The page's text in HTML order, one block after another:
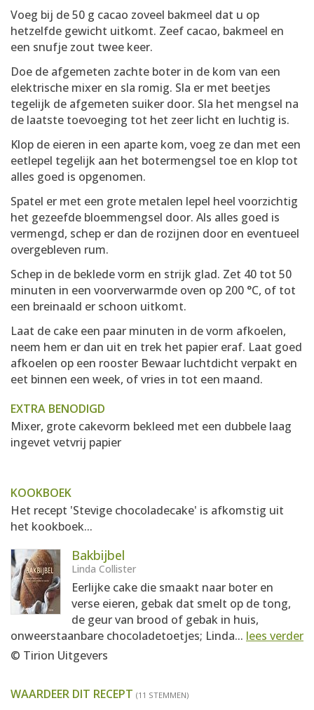
Voeg bij de 50 g cacao zoveel bakmeel dat u op
hetzelfde gewicht uitkomt. Zeef cacao, bakmeel en
een snufje zout twee keer.
Doe de afgemeten zachte boter in de kom van een
elektrische mixer en sla romig. Sla er met beetjes
tegelijk de afgemeten suiker door. Sla het mengsel na
de laatste toevoeging tot het zeer licht en luchtig is.
Klop de eieren in een aparte kom, voeg ze dan met een
eetlepel tegelijk aan het botermengsel toe en klop tot
alles goed is opgenomen.
Spatel er met een grote metalen lepel heel voorzichtig
het gezeefde bloemmengsel door. Als alles goed is
vermengd, schep er dan de rozijnen door en eventueel
overgebleven rum.
Schep in de beklede vorm en strijk glad. Zet 40 tot 50
minuten in een voorverwarmde oven op 200 °C, of tot
een breinaald er schoon uitkomt.
Laat de cake een paar minuten in de vorm afkoelen,
neem hem er dan uit en trek het papier eraf. Laat goed
afkoelen op een rooster Bewaar luchtdicht verpakt en
eet binnen een week, of vries in tot een maand.
EXTRA BENODIGD
Mixer, grote cakevorm bekleed met een dubbele laag
ingevet vetvrij papier
KOOKBOEK
Het recept 'Stevige chocoladecake' is afkomstig uit
het kookboek...
Bakbijbel
Linda Collister
Eerlijke cake die smaakt naar boter en
verse eieren, gebak dat smelt op de tong,
de geur van brood of gebak in huis,
onweerstaanbare chocoladetoetjes; Linda... lees verder
© Tirion Uitgevers
WAARDEER DIT RECEPT (11 STEMMEN)